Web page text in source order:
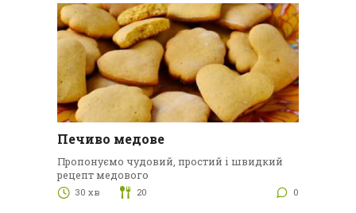
Печиво медове
Пропонуємо чудовий, простий і швидкий
рецепт медового
30 хв 20 0